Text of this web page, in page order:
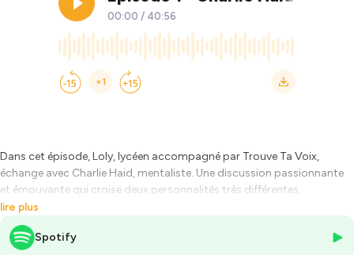
Dans cet épisode, Loly, lycéen accompagné par Trouve Ta Voix,
échange avec Charlie Haid, mentaliste. Une discussion passionnante
et émouvante qui croise deux personnalités très différentes.
Hébergé par Ausha. Visitez
pour plus d'informations.
lire plus
Spotify